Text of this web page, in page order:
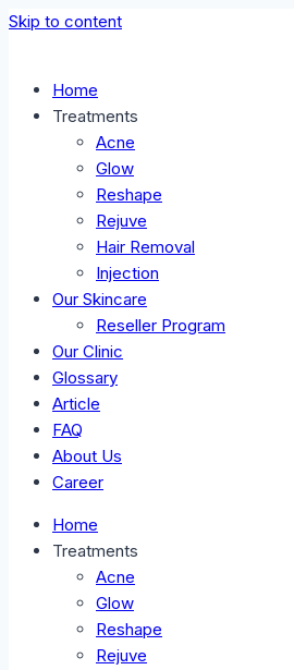
Skip to content
Home
Treatments
Acne
Glow
Reshape
Rejuve
Hair Removal
Injection
Our Skincare
Reseller Program
Our Clinic
Glossary
Article
FAQ
About Us
Career
Home
Treatments
Acne
Glow
Reshape
Rejuve